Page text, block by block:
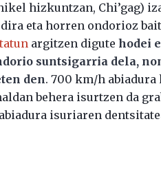
hizkuntzan, Chi’gag)
eta horren ondorioz
argitzen digutehodei
suntsigarria dela,
den. 700 km/h abiadura
behera isurtzen da
isuriaren